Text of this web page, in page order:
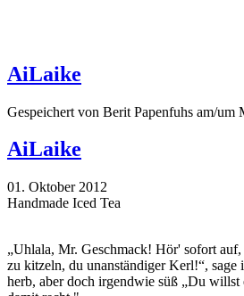
AiLaike
Gespeichert von Berit Papenfuhs am/um
AiLaike
01. Oktober 2012
Handmade Iced Tea
„Uhlala, Mr. Geschmack! Hör' sofort
zu kitzeln, du unanständiger Kerl!“, sage
herb, aber doch irgendwie süß „Du willst